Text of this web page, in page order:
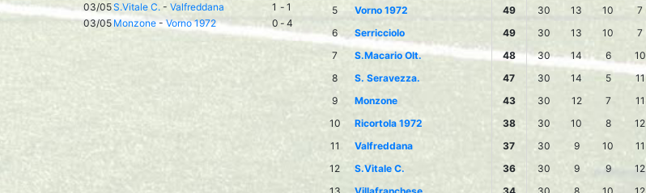
03/05S.Vitale C. - Valfreddana 1 - 1
03/05Monzone - Vorno 1972 0 - 4
5
Vorno 1972 49 30 13 10 7
6
Serricciolo 49 30 13 10 7
7
S.Macario Olt. 48 30 14 6 10
8
S. Seravezza. 47 30 14 5 11
9
Monzone 43 30 12 7 11
10
Ricortola 1972 38 30 10 8 12
11
Valfreddana 37 30 9 10 11
12
S.Vitale C. 36 30 9 9 12